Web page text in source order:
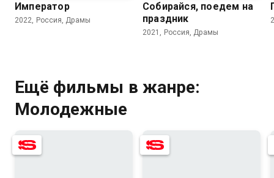
Император
2022, Россия, Драмы
Собирайся, поедем на
праздник
2021, Россия, Драмы
Ещё фильмы в жанре:
Молодежные